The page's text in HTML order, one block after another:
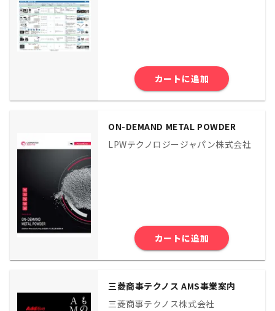
カートに追加
ON-DEMAND METAL POWDER
LPWテクノロジージャパン株式会社
カートに追加
三菱商事テクノス AMS事業案内
三菱商事テクノス株式会社